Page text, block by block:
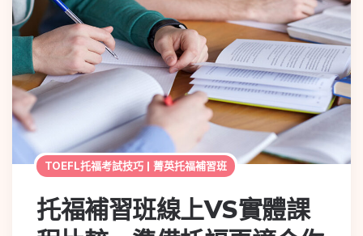
TOEFL托福考試技巧 | 菁英托福補習班
托福補習班線上VS實體課